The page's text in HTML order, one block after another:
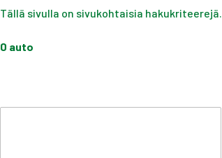
Tällä sivulla on sivukohtaisia hakukriteerejä.
0 auto